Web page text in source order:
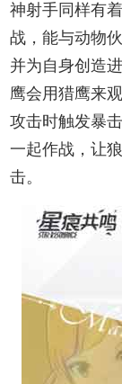
神射手同样有
战，能与动物
并为自身创造
鹰会用猎鹰来
攻击时触发暴
一起作战，让
击。